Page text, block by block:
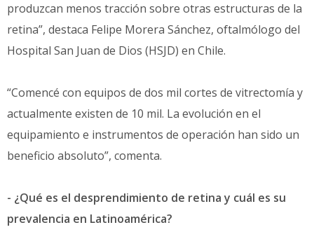
produzcan menos tracción sobre otras estructuras de la
retina”, destaca Felipe Morera Sánchez, oftalmólogo del
Hospital San Juan de Dios (HSJD) en Chile.
“Comencé con equipos de dos mil cortes de vitrectomía y
actualmente existen de 10 mil. La evolución en el
equipamiento e instrumentos de operación han sido un
beneficio absoluto”, comenta.
- ¿Qué es el desprendimiento de retina y cuál es su
prevalencia en Latinoamérica?